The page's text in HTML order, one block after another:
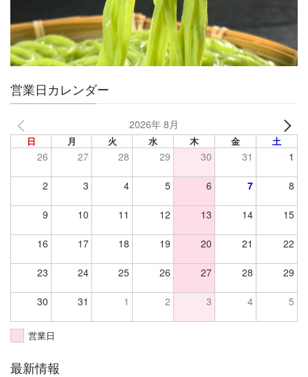
営業日カレンダー
2026年 8月
日 月 火 水 木 金 土
26 27 28 29 30 31 1
2 3 4 5 6 7 8
9 10 11 12 13 14 15
16 17 18 19 20 21 22
23 24 25 26 27 28 29
30 31 1 2 3 4 5
営業日
最新情報